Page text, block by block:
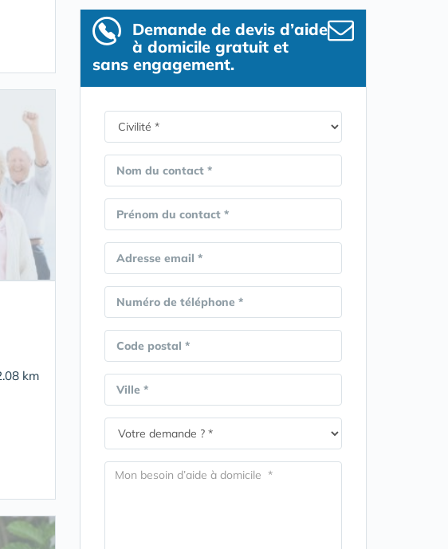
km
Demande de devis d’aide
à domicile gratuit et
sans engagement.
Nom du contact *
Prénom du contact *
Adresse email *
Numéro de téléphone *
Code postal *
Ville *